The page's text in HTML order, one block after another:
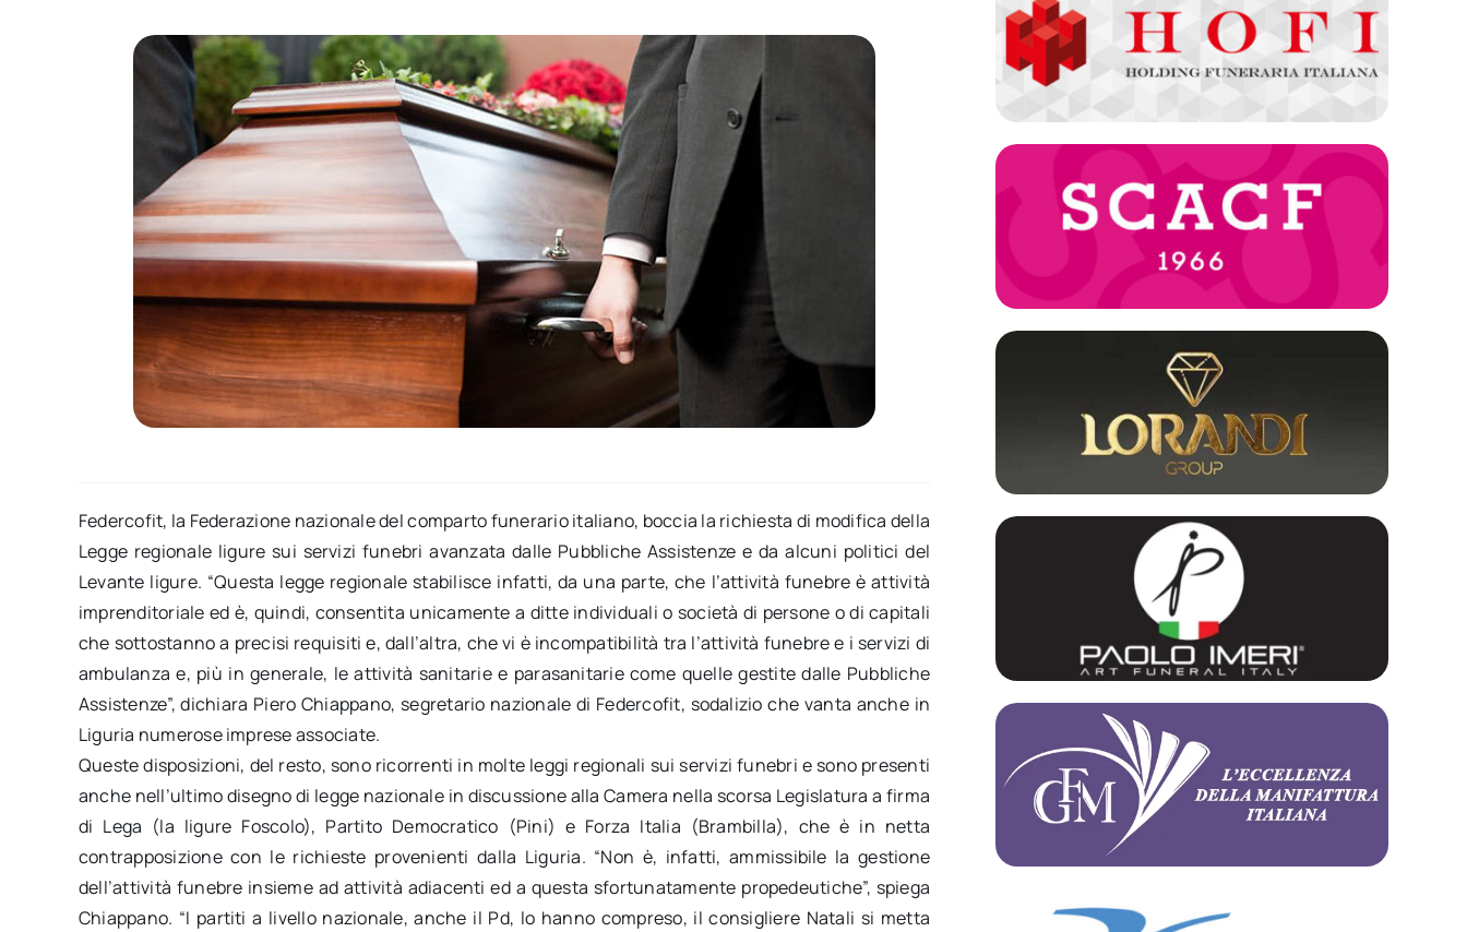
Federcofit, la Federazione nazionale del comparto funerario italiano, boccia la richiesta di modifica della
Legge regionale ligure sui servizi funebri avanzata dalle Pubbliche Assistenze e da alcuni politici del
Levante ligure. “Questa legge regionale stabilisce infatti, da una parte, che l’attività funebre è attività
imprenditoriale ed è, quindi, consentita unicamente a ditte individuali o società di persone o di capitali
che sottostanno a precisi requisiti e, dall’altra, che vi è incompatibilità tra l’attività funebre e i servizi di
ambulanza e, più in generale, le attività sanitarie e parasanitarie come quelle gestite dalle Pubbliche
Assistenze”, dichiara Piero Chiappano, segretario nazionale di Federcofit, sodalizio che vanta anche in
Liguria numerose imprese associate.
Queste disposizioni, del resto, sono ricorrenti in molte leggi regionali sui servizi funebri e sono presenti
anche nell’ultimo disegno di legge nazionale in discussione alla Camera nella scorsa Legislatura a firma
di Lega (la ligure Foscolo), Partito Democratico (Pini) e Forza Italia (Brambilla), che è in netta
contrapposizione con le richieste provenienti dalla Liguria. “Non è, infatti, ammissibile la gestione
dell’attività funebre insieme ad attività adiacenti ed a questa sfortunatamente propedeutiche”, spiega
Chiappano. “I partiti a livello nazionale, anche il Pd, lo hanno compreso, il consigliere Natali si metta